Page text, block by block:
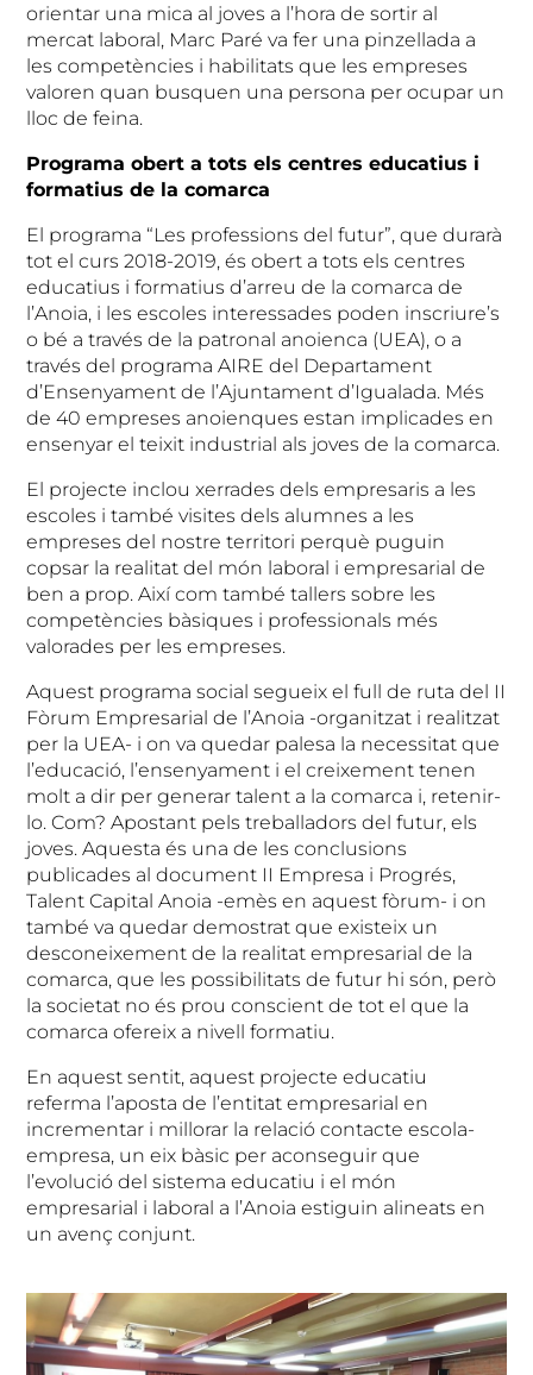
orientar una mica al joves a l’hora de sortir al
mercat laboral, Marc Paré va fer una pinzellada a
les competències i habilitats que les empreses
valoren quan busquen una persona per ocupar un
lloc de feina.
Programa obert a tots els centres educatius i
formatius de la comarca
El programa “Les professions del futur”, que durarà
tot el curs 2018-2019, és obert a tots els centres
educatius i formatius d’arreu de la comarca de
l’Anoia, i les escoles interessades poden inscriure’s
o bé a través de la patronal anoienca (UEA), o a
través del programa AIRE del Departament
d’Ensenyament de l’Ajuntament d’Igualada. Més
de 40 empreses anoienques estan implicades en
ensenyar el teixit industrial als joves de la comarca.
El projecte inclou xerrades dels empresaris a les
escoles i també visites dels alumnes a les
empreses del nostre territori perquè puguin
copsar la realitat del món laboral i empresarial de
ben a prop. Així com també tallers sobre les
competències bàsiques i professionals més
valorades per les empreses.
Aquest programa social segueix el full de ruta del II
Fòrum Empresarial de l’Anoia -organitzat i realitzat
per la UEA- i on va quedar palesa la necessitat que
l’educació, l’ensenyament i el creixement tenen
molt a dir per generar talent a la comarca i, retenir-
lo. Com? Apostant pels treballadors del futur, els
joves. Aquesta és una de les conclusions
publicades al document II Empresa i Progrés,
Talent Capital Anoia -emès en aquest fòrum- i on
també va quedar demostrat que existeix un
desconeixement de la realitat empresarial de la
comarca, que les possibilitats de futur hi són, però
la societat no és prou conscient de tot el que la
comarca ofereix a nivell formatiu.
En aquest sentit, aquest projecte educatiu
referma l’aposta de l’entitat empresarial en
incrementar i millorar la relació contacte escola-
empresa, un eix bàsic per aconseguir que
l’evolució del sistema educatiu i el món
empresarial i laboral a l’Anoia estiguin alineats en
un avenç conjunt.